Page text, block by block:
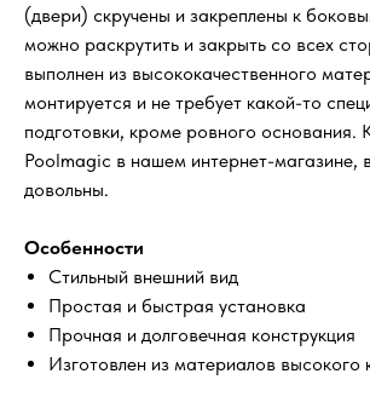
(двери) скручены и закреплены к
можно раскрутить и закрыть со всех
выполнен из высококачественного
монтируется и не требует какой-то
подготовки, кроме ровного основания.
Poolmagic в нашем интернет-магазине,
довольны.
Особенности
Стильный внешний вид
Простая и быстрая установка
Прочная и долговечная конструкция
Изготовлен из материалов высокого